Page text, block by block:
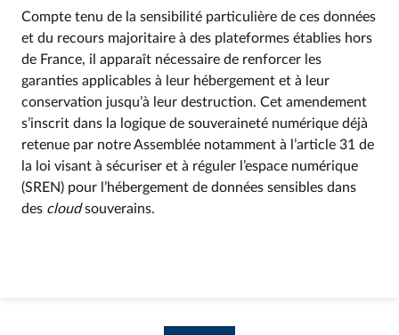
Compte tenu de la sensibilité particulière de ces données
et du recours majoritaire à des plateformes établies hors
de France, il apparaît nécessaire de renforcer les
garanties applicables à leur hébergement et à leur
conservation jusqu’à leur destruction. Cet amendement
s’inscrit dans la logique de souveraineté numérique déjà
retenue par notre Assemblée notamment à l’article 31 de
la loi visant à sécuriser et à réguler l’espace numérique
(SREN) pour l’hébergement de données sensibles dans
des cloudsouverains.